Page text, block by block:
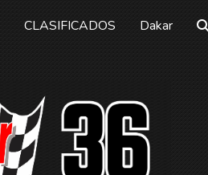
CLASIFICADOS Dakar